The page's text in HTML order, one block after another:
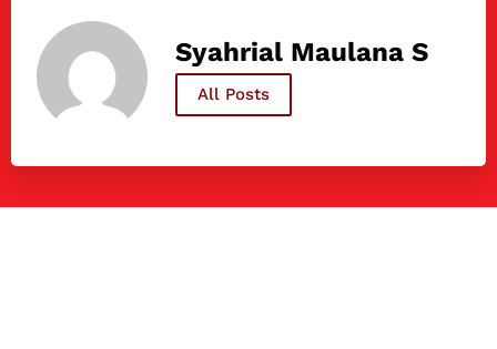
Syahrial Maulana S
All Posts